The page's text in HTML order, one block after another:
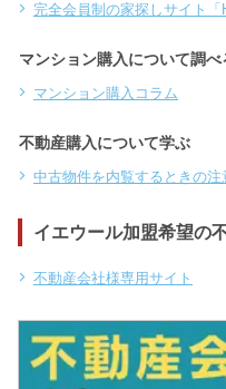
完全会員制の家探しサイト「
マンション購入について調べ
マンション購入コラム
不動産購入について学ぶ
中古物件を内覧するときの注
イエウール加盟希望の
不動産会社様専用サイト